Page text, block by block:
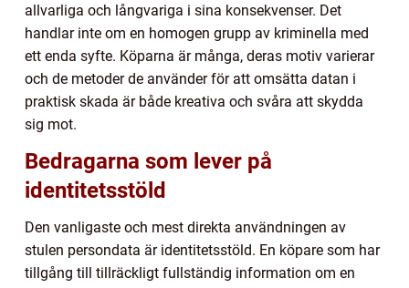
allvarliga och långvariga i sina konsekvenser. Det
handlar inte om en homogen grupp av kriminella med
ett enda syfte. Köparna är många, deras motiv varierar
och de metoder de använder för att omsätta datan i
praktisk skada är både kreativa och svåra att skydda
sig mot.
Bedragarna som lever på
identitetsstöld
Den vanligaste och mest direkta användningen av
stulen persondata är identitetsstöld. En köpare som har
tillgång till tillräckligt fullständig information om en